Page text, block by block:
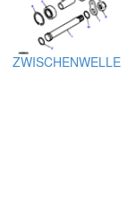
ZWISCHENWELLE